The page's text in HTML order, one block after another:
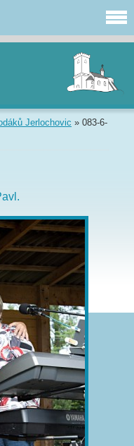
Jerlochovic » 083-6-